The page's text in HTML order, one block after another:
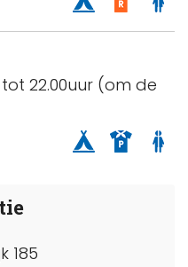
22.00uur (om de
185